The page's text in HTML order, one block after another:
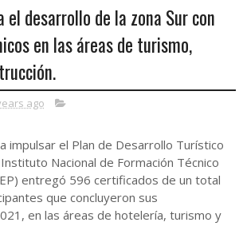
el desarrollo de la zona Sur con
en las áreas de turismo,
ago
impulsar el Plan de Desarrollo Turístico
Nacional de Formación Técnico
entregó 596 certificados de un total
que concluyeron sus
en las áreas de hotelería, turismo y